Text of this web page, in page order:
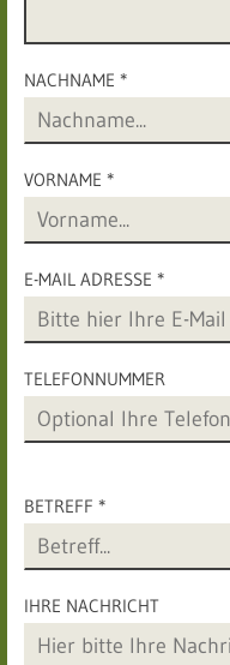
NACHNAME *
VORNAME *
E-MAIL ADRESSE *
TELEFONNUMMER
BETREFF *
IHRE NACHRICHT